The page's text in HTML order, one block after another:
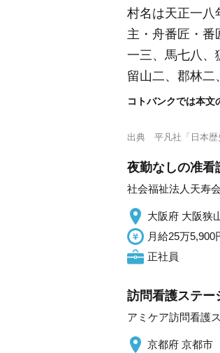
村名は天正一八
主・舟番匠・番
一三、馬七八、
留山二、郡林二
コトバンクでは本
出典 平凡社「日本歴
夜勤なしの准看
社会福祉法人天寿
大阪府 大阪狭
月給25万5,900
正社員
訪問看護ステー
アミケア訪問看護
京都府 京都市